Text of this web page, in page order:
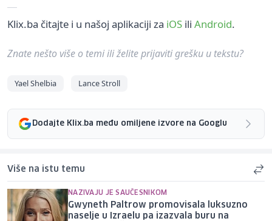
Klix.ba čitajte i u našoj aplikaciji za iOS ili Android.
Znate nešto više o temi ili želite prijaviti grešku u tekstu?
Yael Shelbia Lance Stroll
Dodajte Klix.ba među omiljene izvore na Googlu
Više na istu temu
NAZIVAJU JE SAUČESNIKOM
Gwyneth Paltrow promovisala luksuzno
naselje u Izraelu pa izazvala buru na